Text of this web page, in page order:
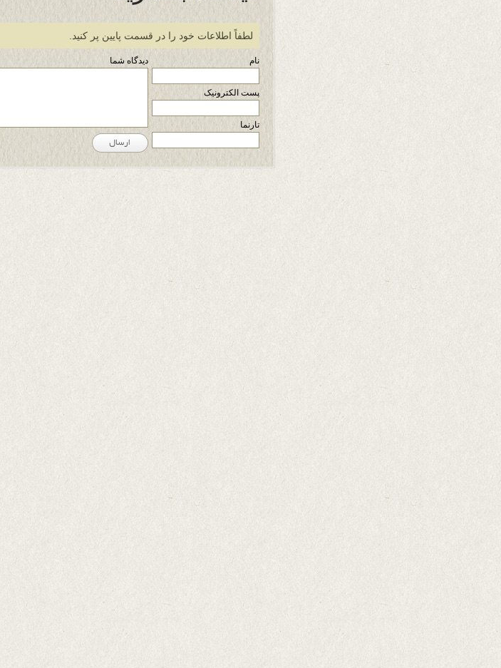
لطفاً اطلاعات خود را در قسمت پایین پر کنید.
نام
پست الکترونیک
تارنما
دیدگاه شما